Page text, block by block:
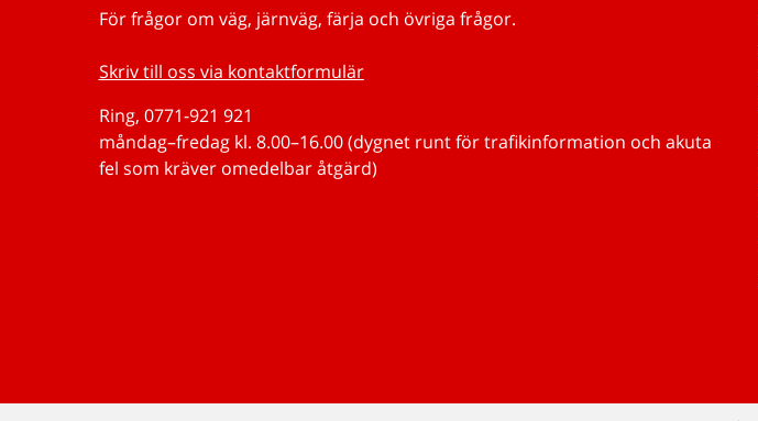
För frågor om väg, järnväg, färja och övriga frågor.
Skriv till oss via kontaktformulär
Ring, 0771-921 921
måndag–fredag kl. 8.00–16.00 (dygnet runt för trafikinformation och akuta
fel som kräver omedelbar åtgärd)